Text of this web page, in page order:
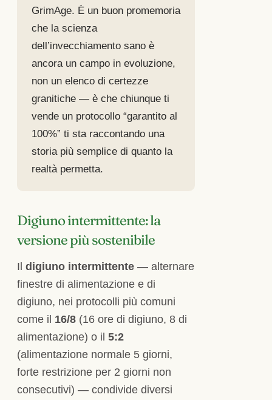
GrimAge. È un buon promemoria
che la scienza
dell’invecchiamento sano è
ancora un campo in evoluzione,
non un elenco di certezze
granitiche — è che chiunque ti
vende un protocollo “garantito al
100%” ti sta raccontando una
storia più semplice di quanto la
realtà permetta.
Digiuno intermittente: la
versione più sostenibile
Il digiuno intermittente — alternare
finestre di alimentazione e di
digiuno, nei protocolli più comuni
come il 16/8 (16 ore di digiuno, 8 di
alimentazione) o il 5:2
(alimentazione normale 5 giorni,
forte restrizione per 2 giorni non
consecutivi) — condivide diversi